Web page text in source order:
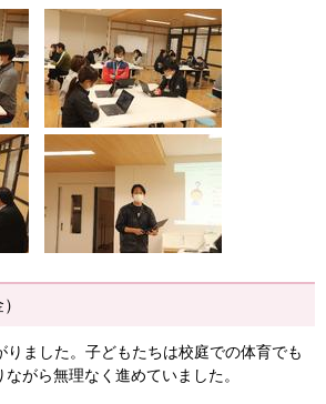
ました。子どもたちは校庭での体育でも
がら無理なく進めていました。